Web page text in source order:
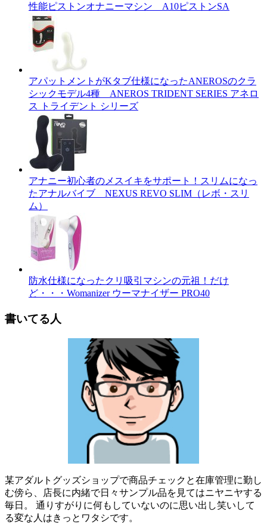
性能ピストンオナニーマシン A10ピストンSA
アパットメントがKタブ仕様になったANEROSのクラ
シックモデル4種 ANEROS TRIDENT SERIES アネロ
ス トライデント シリーズ
アナニー初心者のメスイキをサポート！スリムになっ
たアナルバイブ NEXUS REVO SLIM（レボ・スリ
ム）
防水仕様になったクリ吸引マシンの元祖！だけ
ど・・・Womanizer ウーマナイザー PRO40
書いてる人
某アダルトグッズショップで商品チェックと在庫管理に勤し
む傍ら、店長に内緒で日々サンプル品を見てはニヤニヤする
毎日。 通りすがりに何もしていないのに思い出し笑いして
る変な人はきっとワタシです。